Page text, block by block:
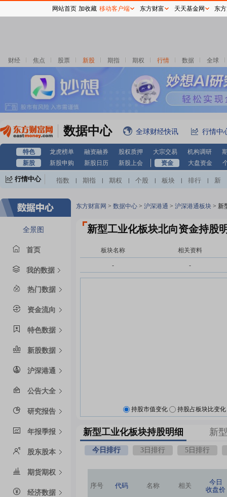
财经 焦点 股票 新股 期指 期权 行情 数据 全球
数据中心 全球财经快讯 行情中
特色 龙虎榜单 融资融券 股权质押 大宗交易 机构调研
新股
新股申购 新股日历 新股上会 资金 大盘资金
行情中心 指数 期指 期权 个股 板块 排行
新
自选股
全景图
首页
我的数据
热门数据
资金流向
特色数据
新股数据
沪深港通
公告大全
研究报告
年报季报
股东股本
期货期权
经济数据
东方财富网 > 数据中心 > 沪深港通 > 沪深港通板块 > 新
新型工业化板块北向资金持股
板块名称 相关资料
- -
持股市值变化 持股占板块比变化
新型工业化板块持股明细 新
今日排行 3日排行 5日排行
序号 代码 名称 相关
今日
收盘价
网站首页 加收藏 移动客户端 东方财富 天天基金网 东